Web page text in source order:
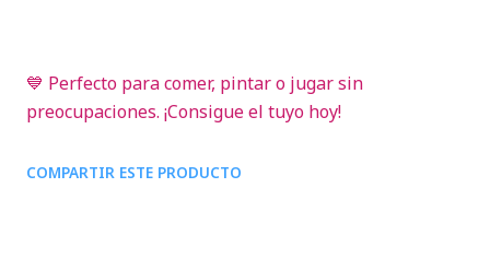
💙 Perfecto para comer, pintar o jugar sin
preocupaciones. ¡Consigue el tuyo hoy!
COMPARTIR ESTE PRODUCTO